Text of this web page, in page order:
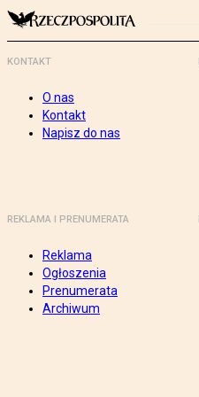
KONTAKT
O nas
Kontakt
Napisz do nas
REKLAMA I PRENUMERATA
Reklama
Ogłoszenia
Prenumerata
Archiwum